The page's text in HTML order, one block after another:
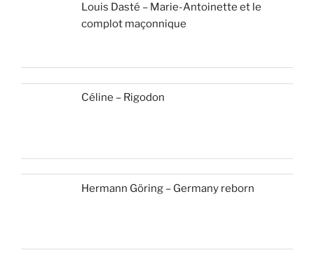
Louis Dasté – Marie-Antoinette et le
complot maçonnique
Céline – Rigodon
Hermann Göring – Germany reborn